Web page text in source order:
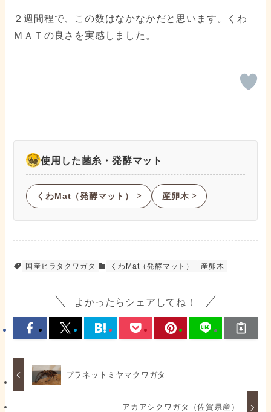
２週間程で、この数はなかなかだと思います。くわ
ＭＡＴの良さを実感しました。
使用した菌糸・発酵マット
くわMat（発酵マット） ᐳ 産卵木 ᐳ
国産ヒラタクワガタ くわMat（発酵マット） 産卵木
よかったらシェアしてね！
プラネットミヤマクワガタ
アカアシクワガタ（佐賀県産）